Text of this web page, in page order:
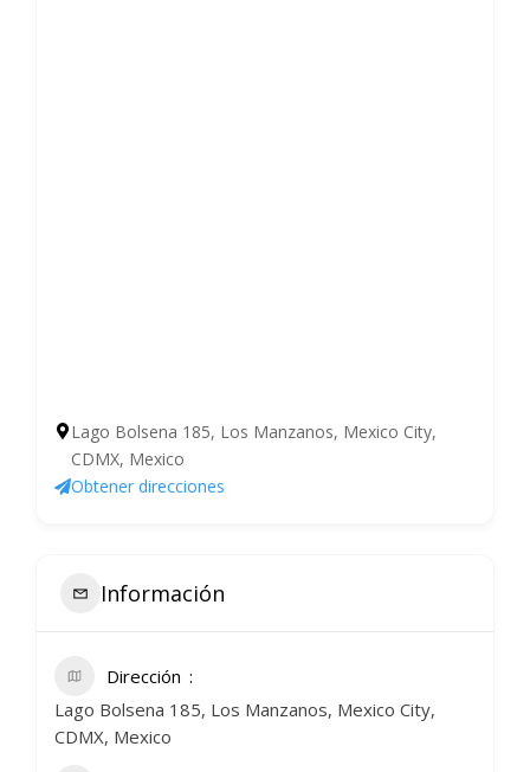
Lago Bolsena 185, Los Manzanos, Mexico City,
CDMX, Mexico
Obtener direcciones
Información
Dirección
Lago Bolsena 185, Los Manzanos, Mexico City,
CDMX, Mexico